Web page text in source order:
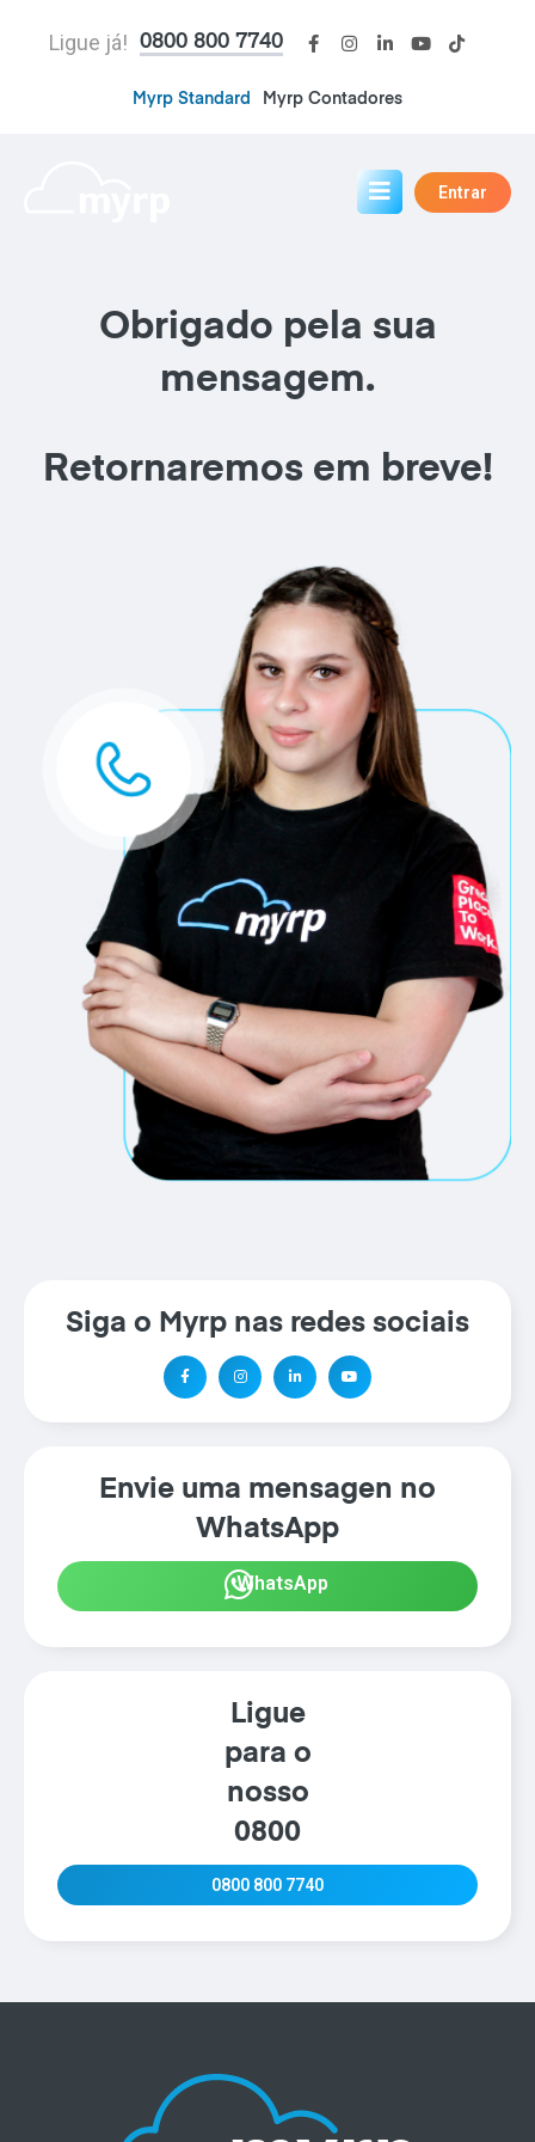
Ligue já! 0800 800 7740
Myrp Standard Myrp Contadores
Entrar
Obrigado pela sua
mensagem.
Retornaremos em breve!
Siga o Myrp nas redes sociais
Envie uma mensagen no
WhatsApp
WhatsApp
Ligue
para o
nosso
0800
0800 800 7740